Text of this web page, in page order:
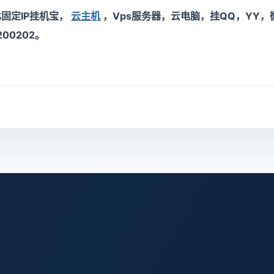
定IP挂机宝， 云主机，Vps服务器，云电脑，挂QQ，YY，
。